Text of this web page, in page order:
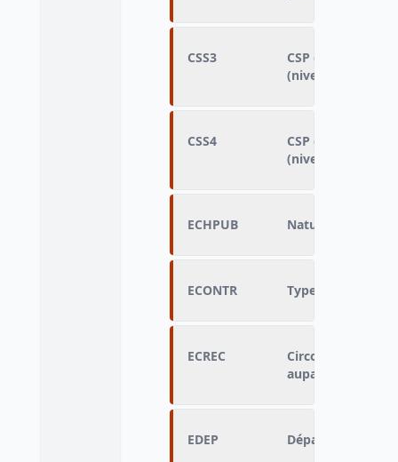
CSS3
CSP de la
(niveau détaillé)
CSS4
CSP de la
(niveau détaillé)
ECHPUB Nature de
ECONTR Type de contrat
ECREC
Circonstances
auparavant
EDEP Département de